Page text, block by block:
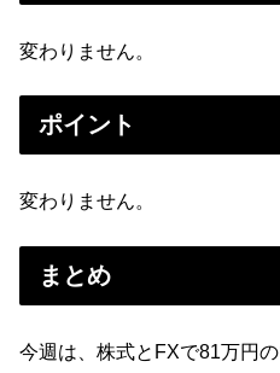
変わりません。
ポイント
変わりません。
まとめ
今週は、株式とFXで81万円